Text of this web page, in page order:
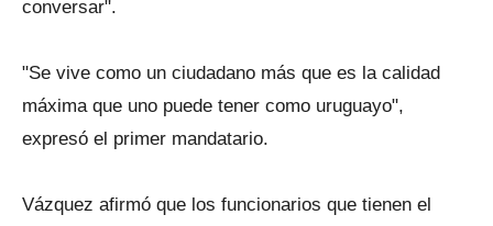
conversar".
"Se vive como un ciudadano más que es la calidad
máxima que uno puede tener como uruguayo",
expresó el primer mandatario.
Vázquez afirmó que los funcionarios que tienen el